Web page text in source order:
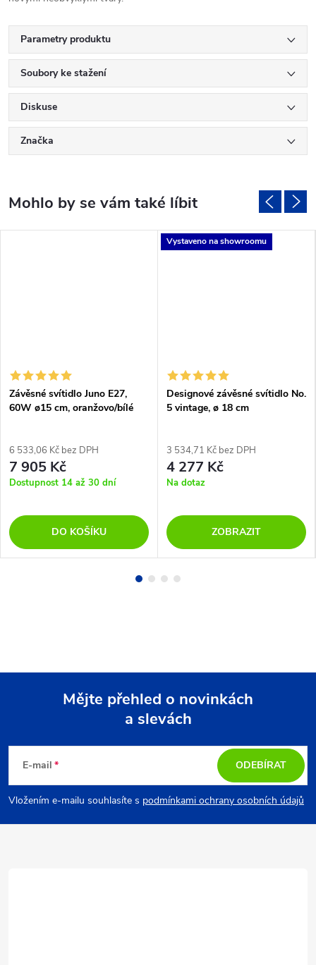
Parametry produktu
Soubory ke stažení
Diskuse
Značka
Závěsné svítidlo Juno E27,
60W ø15 cm, oranžovo/bílé
6 533,06 Kč bez DPH
7 905 Kč
Dostupnost 14 až 30 dní
DO KOŠÍKU
Vystaveno na showroomu
Designové závěsné svítidlo No.
5 vintage, ø 18 cm
3 534,71 Kč bez DPH
4 277 Kč
Na dotaz
ZOBRAZIT
p
Mějte přehled o novinkách
a slevách
E-mail
Vložením e-mailu souhlasíte s podmínkami ochrany osobních údajů
ODEBÍRAT